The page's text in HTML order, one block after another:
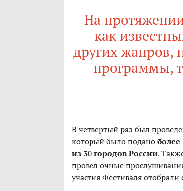
На
как
других жанров,
программы,
В четвертый раз был
который было поданоболее
из 30 городов России.
провел очные
участия Фестиваля